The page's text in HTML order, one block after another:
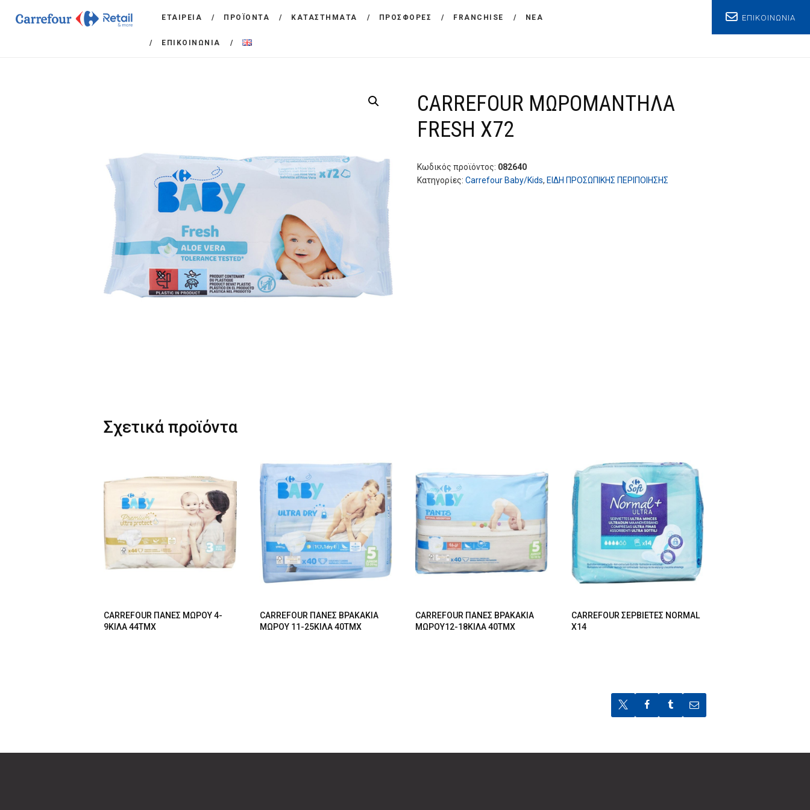
ΕΤΑΙΡΕΙΑ ΠΡΟΪΟΝΤΑ ΚΑΤΑΣΤΗΜΑΤΑ ΠΡΟΣΦΟΡΕΣ FRANCHISE ΝΕΑ
ΕΠΙΚΟΙΝΩΝΙΑ
ΕΠΙΚΟΙΝΩΝΙΑ
ΕΤΑΙΡΕΙΑ
ΠΡΟΣΦΟΡΕΣ
ΝΕΑ
ΕΠΙΚΟΙΝΩΝΙΑ
CARREFOUR ΜΩΡΟΜΑΝΤΗΛΑ
FRESH Χ72
Κωδικός προϊόντος: 082640
Κατηγορίες: Carrefour Baby/Kids, ΕΙΔΗ ΠΡΟΣΩΠΙΚΗΣ ΠΕΡΙΠΟΙΗΣΗΣ
Σχετικά προϊόντα
CARREFOUR ΠΑΝΕΣ ΜΩΡΟΥ 4-
9ΚΙΛΑ 44ΤΜΧ
CARREFOUR ΠΑΝΕΣ ΒΡΑΚΑΚΙΑ
ΜΩΡΟΥ 11-25ΚΙΛΑ 40ΤΜΧ
CARREFOUR ΠΑΝΕΣ ΒΡΑΚΑΚΙΑ
ΜΩΡΟΥ12-18ΚΙΛΑ 40ΤΜΧ
CARREFOUR ΣΕΡΒΙΕΤΕΣ NORMAL
X14